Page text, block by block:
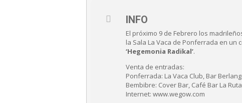
INFO
El próximo 9 de Febrero los
la Sala La Vaca de Ponferrada en un
‘Hegemonia Radikal’.
Venta de entradas:
Ponferrada: La Vaca Club, Bar
Bembibre: Cover Bar, Café Bar La
Internet: www.wegow.com